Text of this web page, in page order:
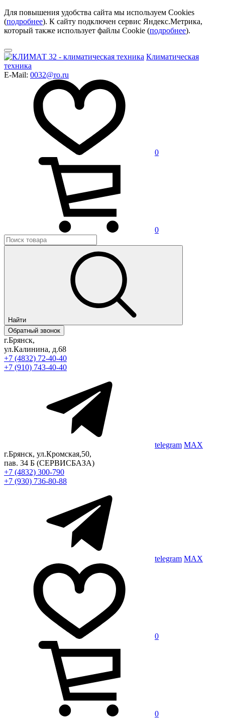
Для повышения удобства сайта мы используем Cookies
(подробнее). К сайту подключен сервис Яндекс.Метрика,
который также использует файлы Cookie (подробнее).
Климатическая
техника
E-Mail: 0032@ro.ru
0
0
Найти
Обратный звонок
г.Брянск,
ул.Калинина, д.68
+7 (4832) 72-40-40
+7 (910) 743-40-40
telegram MAX
г.Брянск, ул.Кромская,50,
пав. 34 Б (СЕРВИСБАЗА)
+7 (4832) 300-790
+7 (930) 736-80-88
telegram MAX
0
0